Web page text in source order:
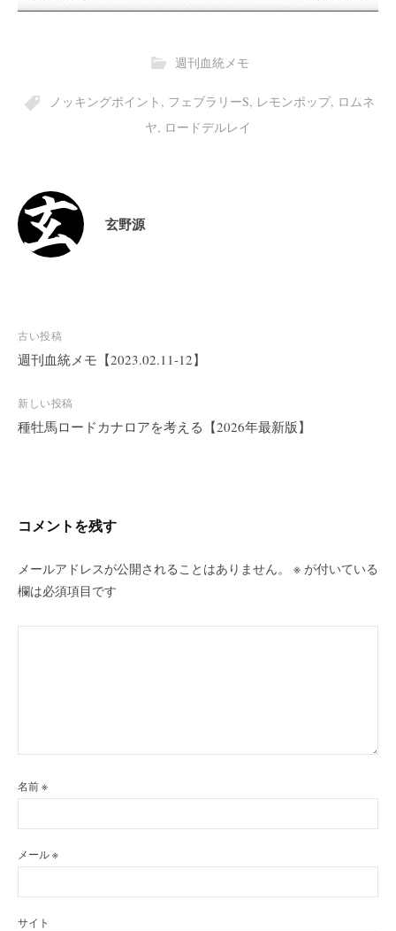
週刊血統メモ
ノッキングポイント , フェブラリーS, レモンポップ, ロムネ
ヤ, ロードデルレイ
玄野源
投
稿
ビ
ゲ
ン
古い投稿
週刊血統メモ【2023.02.11-12】
新しい投稿
種牡馬ロードカナロアを考える【2026年最新版】
コメントを残す
メールアドレスが公開されることはありません。 ※ が付いている
欄は必須項目です
名前※
メール※
サイト